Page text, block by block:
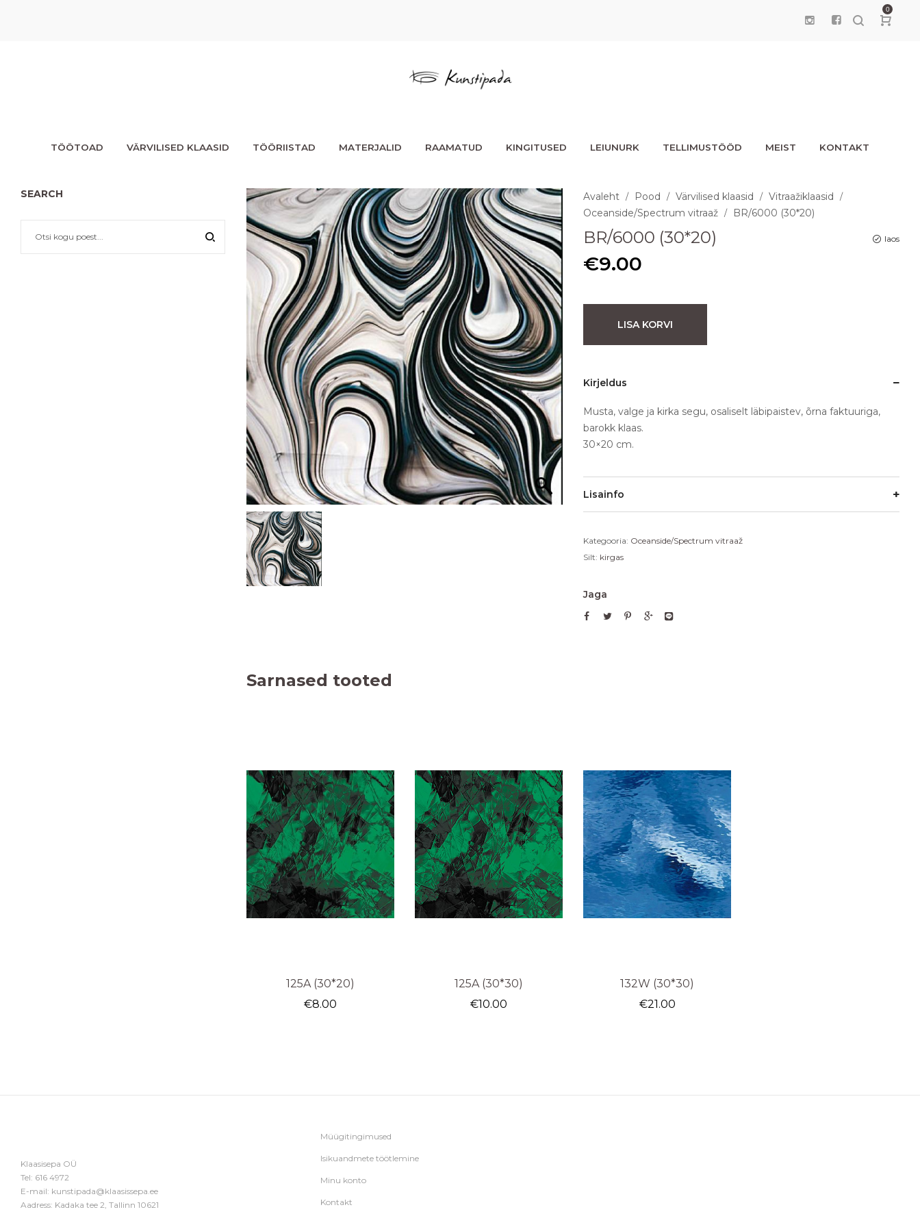
0
TÖÖTOAD VÄRVILISED KLAASID TÖÖRIISTAD MATERJALID RAAMATUD KINGITUSED LEIUNURK TELLIMUSTÖÖD MEIST KONTAKT
Avaleht / Pood / Värvilised klaasid / Vitraažiklaasid /
Oceanside/Spectrum vitraaž / BR/6000 (30*20)
BR/6000 (30*20) laos
€9.00
LISA KORVI
Kirjeldus
Musta, valge ja kirka segu, osaliselt läbipaistev, õrna faktuuriga,
barokk klaas.
30×20 cm.
Lisainfo
Kategooria: Oceanside/Spectrum vitraaž
Silt: kirgas
Jaga
Sarnased tooted
125A (30*20)
€8.00
125A (30*30)
€10.00
132W (30*30)
€21.00
SEARCH
Klaasisepa OÜ
Tel: 616 4972
E-mail: kunstipada@klaasissepa.ee
Aadress: Kadaka tee 2, Tallinn 10621
Müügitingimused
Isikuandmete töötlemine
Minu konto
Kontakt